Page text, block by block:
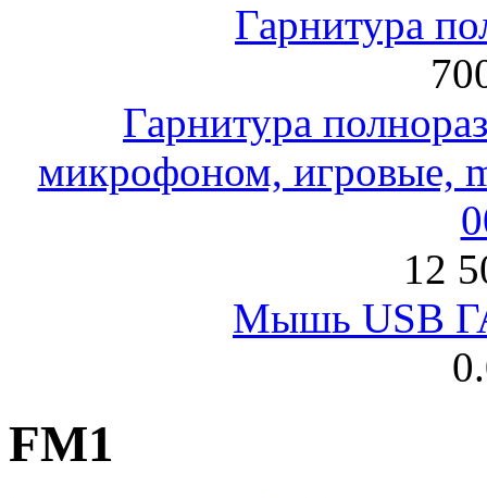
Гарнитура
Гарнитура
микрофоном, игровые,
12
Мышь USB
FM1